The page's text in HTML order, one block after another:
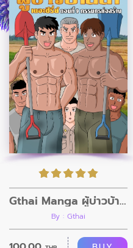
Gthai Manga ผู้บ่าวบ้านนา ตอนที่ 9 กรรมกรก่อสร้าง
By : Gthai